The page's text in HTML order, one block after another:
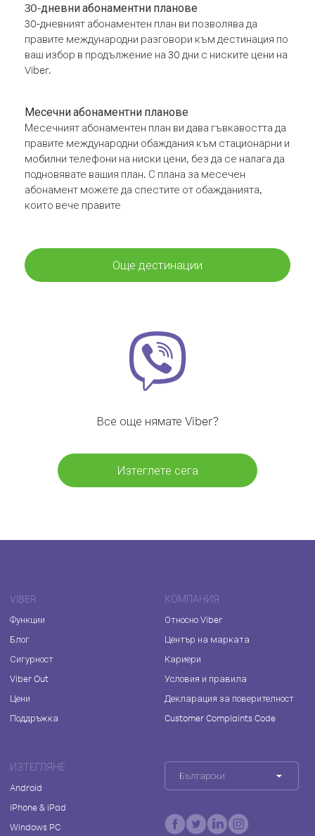
30-дневни абонаментни планове
30-дневният абонаментен план ви позволява да
правите международни разговори към дестинация по
ваш избор в продължение на 30 дни с ниските цени на
Viber.
Месечни абонаментни планове
Месечният абонаментен план ви дава гъвкавостта да
правите международни обаждания към стационарни и
мобилни телефони на ниски цени, без да се налага да
подновявате вашия план. С плана за месечен
абонамент можете да спестите от обажданията,
които вече правите
Още дестинации
Все още нямате Viber?
Изтеглете сега
VIBER
Функции
Блог
Сигурност
Viber Out
Цени
Поддръжка
КОМПАНИЯ
Относно Viber
Център на марката
Кариери
Условия и правила
Декларация за поверителност
Customer Complaints Code
ИЗТЕГЛЯНЕ
Android
iPhone & iPad
Windows PC
Български